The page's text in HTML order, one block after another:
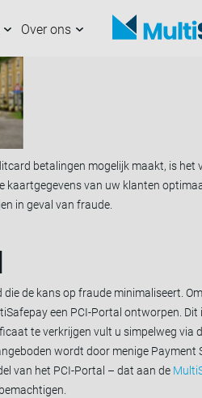
Kanalen
Onze partners
Merchants
Over ons
MultiSafepay
betalingen mogelijk maakt, is het
kaartgegevens van uw klanten
in geval van fraude.
die de kans op fraude minimaliseert.
een PCI-Portal ontworpen.
te verkrijgen vult u simpelweg via
wordt door menige Payment
van het PCI-Portal – dat aan de